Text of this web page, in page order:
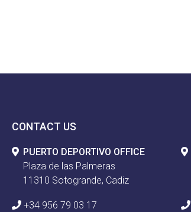
CONTACT US
PUERTO DEPORTIVO OFFICE
Plaza de las Palmeras
11310 Sotogrande, Cadiz
+34 956 79 03 17